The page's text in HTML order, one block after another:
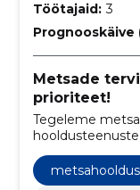
Töötajaid: 3
Prognooskäive
Metsade
prioriteet!
Tegeleme